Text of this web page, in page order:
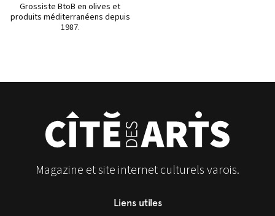
Grossiste BtoB en olives et
produits méditerranéens depuis
1987.
Magazine et site internet culturels varois.
Liens utiles